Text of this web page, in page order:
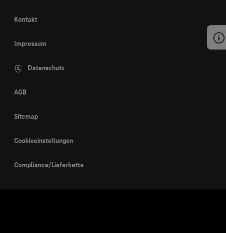
Kontakt
Impressum
Datenschutz
AGB
Sitemap
Cookieeinstellungen
Compliance/Lieferkette